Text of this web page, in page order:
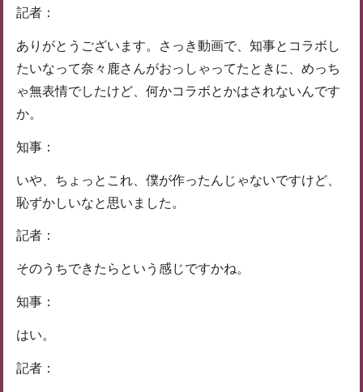
記者：
ありがとうございます。さっき動画で、知事とコラボし
たいなって奈々鹿さんがおっしゃってたときに、めっち
ゃ無表情でしたけど、何かコラボとかはされないんです
か。
知事：
いや、ちょっとこれ、僕が作ったんじゃないですけど、
恥ずかしいなと思いました。
記者：
そのうちできたらという感じですかね。
知事：
はい。
記者：